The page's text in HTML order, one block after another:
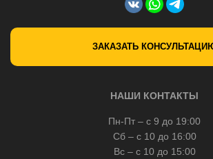
ЗАКАЗАТЬ
НАШИ КОНТАКТЫ
Пн-Пт – с 9 до 19:00
Сб – с 10 до 16:00
Вс – с 10 до 15:00